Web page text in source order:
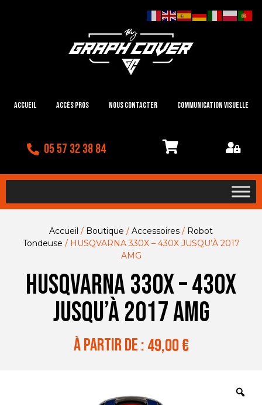
Accueil Accès Pros Nous contacter Communication visuelle
05 57 32 38 84
Accueil / Boutique / Accessoires / Robot
Tondeuse / HUSQVARNA 330X – 430X JUSQU’À 2017
AMG
HUSQVARNA 330X – 430X
JUSQU’À 2017 AMG
à partir de :49,00€